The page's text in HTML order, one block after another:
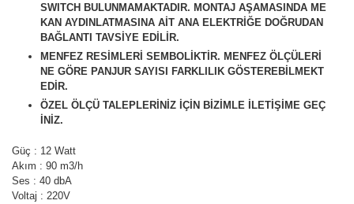
SWITCH BULUNMAMAKTADIR. MONTAJ AŞAMASINDA ME
KAN AYDINLATMASINA AİT ANA ELEKTRİĞE DOĞRUDAN
BAĞLANTI TAVSİYE EDİLİR.
M ENFEZ RESİMLERİ SEMBOLİKTİR. MENFEZ ÖLÇÜLERİ
NE GÖRE PANJUR SAYISI FARKLILIK GÖSTEREBİLMEKT
EDİR.
ÖZEL ÖLÇÜ TALEPLERİNİZ İÇİN BİZİMLE İLETİŞİME GEÇ
İNİZ.
Güç : 12 Watt
Akım : 90 m3/h
Ses : 40 dbA
Voltaj : 220V